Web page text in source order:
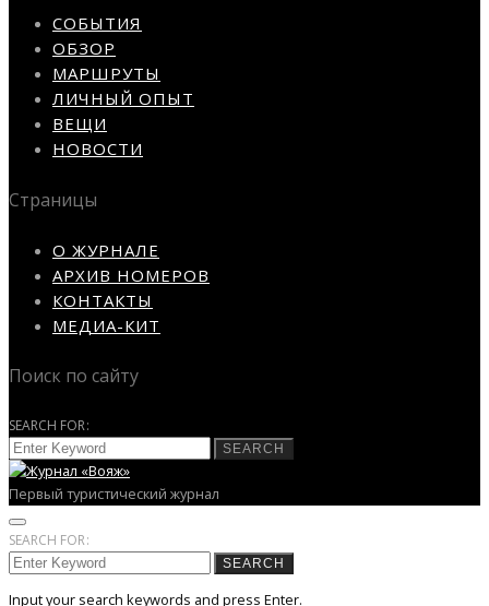
СОБЫТИЯ
ОБЗОР
МАРШРУТЫ
ЛИЧНЫЙ ОПЫТ
ВЕЩИ
НОВОСТИ
Страницы
О ЖУРНАЛЕ
АРХИВ НОМЕРОВ
КОНТАКТЫ
МЕДИА-КИТ
Поиск по сайту
SEARCH FOR:
SEARCH
Первый туристический журнал
SEARCH FOR:
SEARCH
Input your search keywords and press Enter.